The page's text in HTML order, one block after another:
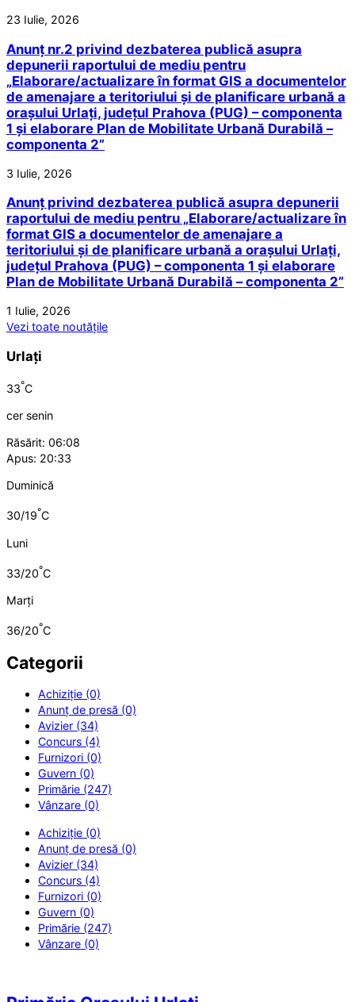
23 Iulie, 2026
Anunț nr.2 privind dezbaterea publică asupra
depunerii raportului de mediu pentru
„Elaborare/actualizare în format GIS a documentelor
de amenajare a teritoriului și de planificare urbană a
orașului Urlați, județul Prahova (PUG) – componenta
1 și elaborare Plan de Mobilitate Urbană Durabilă –
componenta 2”
3 Iulie, 2026
Anunț privind dezbaterea publică asupra depunerii
raportului de mediu pentru „Elaborare/actualizare în
format GIS a documentelor de amenajare a
teritoriului și de planificare urbană a orașului Urlați,
județul Prahova (PUG) – componenta 1 și elaborare
Plan de Mobilitate Urbană Durabilă – componenta 2”
1 Iulie, 2026
Vezi toate noutățile
Urlați
33°C
cer senin
Răsărit: 06:08
Apus: 20:33
Duminică
30/19°C
Luni
33/20°C
Marți
36/20°C
Categorii
Achiziție (0)
Anunț de presă (0)
Avizier (34)
Concurs (4)
Furnizori (0)
Guvern (0)
Primărie (247)
Vânzare (0)
Achiziție (0)
Anunț de presă (0)
Avizier (34)
Concurs (4)
Furnizori (0)
Guvern (0)
Primărie (247)
Vânzare (0)